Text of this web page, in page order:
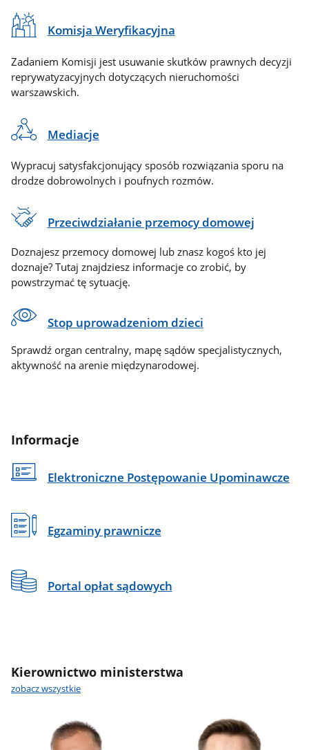
Komisja Weryfikacyjna
Zadaniem Komisji jest usuwanie skutków prawnych decyzji
reprywatyzacyjnych dotyczących nieruchomości
warszawskich.
Mediacje
Wypracuj satysfakcjonujący sposób rozwiązania sporu na
drodze dobrowolnych i poufnych rozmów.
Przeciwdziałanie przemocy domowej
Doznajesz przemocy domowej lub znasz kogoś kto jej
doznaje? Tutaj znajdziesz informacje co zrobić, by
powstrzymać tę sytuację.
Stop uprowadzeniom dzieci
Sprawdź organ centralny, mapę sądów specjalistycznych,
aktywność na arenie międzynarodowej.
Informacje
Elektroniczne Postępowanie Upominawcze
Egzaminy prawnicze
Portal opłat sądowych
Kierownictwo ministerstwa
zobacz wszystkie